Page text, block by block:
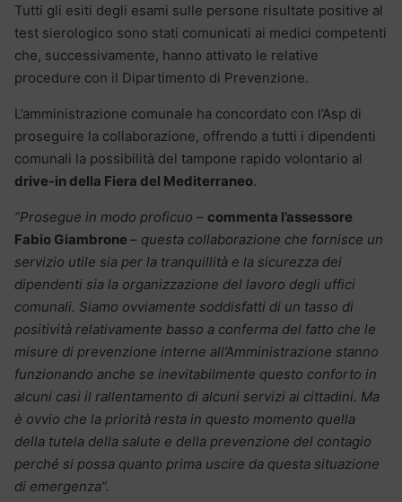
Tutti gli esiti degli esami sulle persone risultate positive al
test sierologico sono stati comunicati ai medici competenti
che, successivamente, hanno attivato le relative
procedure con il Dipartimento di Prevenzione.
L’amministrazione comunale ha concordato con l’Asp di
proseguire la collaborazione, offrendo a tutti i dipendenti
comunali la possibilità del tampone rapido volontario al
drive-in della Fiera del Mediterraneo.
“Prosegue in modo proficuo – commenta l’assessore
Fabio Giambrone – questa collaborazione che fornisce un
servizio utile sia per la tranquillità e la sicurezza dei
dipendenti sia la organizzazione del lavoro degli uffici
comunali. Siamo ovviamente soddisfatti di un tasso di
positività relativamente basso a conferma del fatto che le
misure di prevenzione interne all’Amministrazione stanno
funzionando anche se inevitabilmente questo conforto in
alcuni casi il rallentamento di alcuni servizi ai cittadini. Ma
è ovvio che la priorità resta in questo momento quella
della tutela della salute e della prevenzione del contagio
perché si possa quanto prima uscire da questa situazione
di emergenza”.